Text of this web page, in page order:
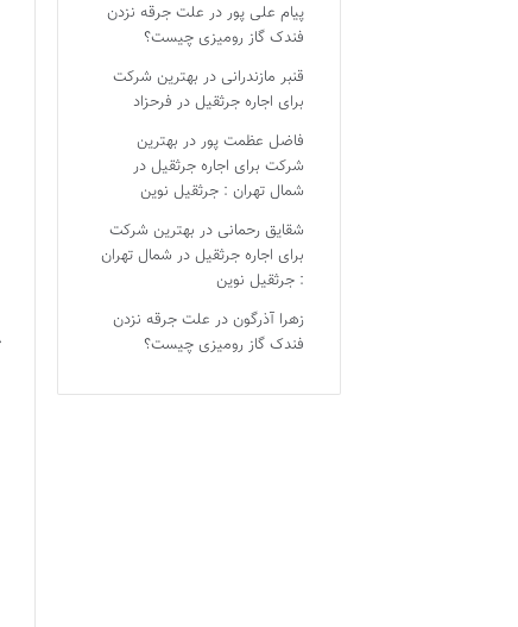
پیام علی پور در علت جرقه نزدن
فندک گاز رومیزی چیست؟
قنبر مازندرانی در بهترین شرکت
برای اجاره جرثقیل در فرحزاد
فاضل عظمت پور در بهترین
شرکت برای اجاره جرثقیل در
شمال تهران : جرثقیل نوین
شقایق رحمانی در بهترین شرکت
برای اجاره جرثقیل در شمال تهران
: جرثقیل نوین
زهرا آذرگون در علت جرقه نزدن
فندک گاز رومیزی چیست؟